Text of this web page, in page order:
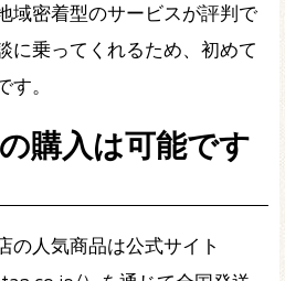
域密着型のサービスが評判で
に乗ってくれるため、初めて
。
購入は可能です
の人気商品は公式サイト